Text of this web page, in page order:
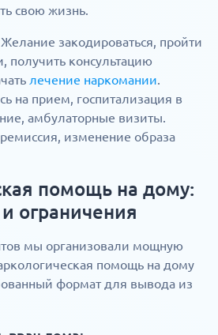
свою жизнь.
закодироваться, пройти
получить консультацию
лечение наркомании.
на прием, госпитализация в
амбулаторные визиты.
изменение образа
помощь на дому:
ограничения
мы организовали мощную
помощь на дому
формат для вывода из